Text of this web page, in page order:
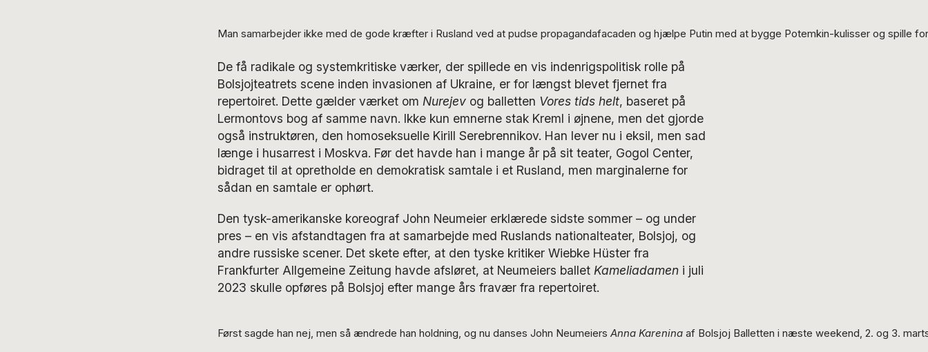
Man samarbejder ikke med de gode kræfter i Rusland ved at pudse propagandafacaden og hjælpe Putin med at bygge Potemkin-kulisser og spille
De få radikale og systemkritiske værker, der spillede en vis indenrigspolitisk rolle på
Bolsjojteatrets scene inden invasionen af Ukraine, er for længst blevet fjernet fra
repertoiret. Dette gælder værket om Nurejevog balletten Vores tids helt, baseret på
Lermontovs bog af samme navn. Ikke kun emnerne stak Kreml i øjnene, men det gjorde
også instruktøren, den homoseksuelle Kirill Serebrennikov. Han lever nu i eksil, men sad
længe i husarrest i Moskva. Før det havde han i mange år på sit teater, Gogol Center,
bidraget til at opretholde en demokratisk samtale i et Rusland, men marginalerne for
sådan en samtale er ophørt.
Den tysk-amerikanske koreograf John Neumeier erklærede sidste sommer – og under
pres – en vis afstandtagen fra at samarbejde med Ruslands nationalteater, Bolsjoj, og
andre russiske scener. Det skete efter, at den tyske kritiker Wiebke Hüster fra
Frankfurter Allgemeine Zeitung havde afsløret, at Neumeiers ballet Kameliadameni juli
2023 skulle opføres på Bolsjoj efter mange års fravær fra repertoiret.
Først sagde han nej, men så ændrede han holdning, og nu danses John Neumeiers Anna Kareninaaf Bolsjoj Balletten i næste weekend, 2. og 3.